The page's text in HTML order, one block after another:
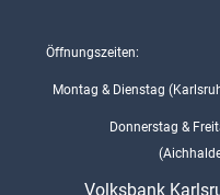
Öffnungszeiten:
Montag & Dienstag
Donnerstag &
Volksbank